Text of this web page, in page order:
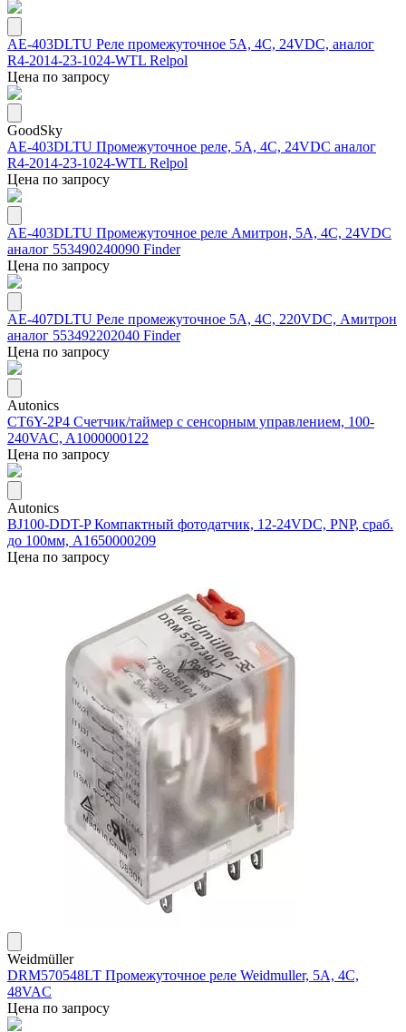
AE-403DLTU Реле промежуточное 5А, 4С, 24VDC, аналог
R4-2014-23-1024-WTL Relpol
Цена по запросу
GoodSky
AE-403DLTU Промежуточное реле, 5А, 4С, 24VDC аналог
R4-2014-23-1024-WTL Relpol
Цена по запросу
AE-403DLTU Промежуточное реле Амитрон, 5А, 4С, 24VDC
аналог 553490240090 Finder
Цена по запросу
AE-407DLTU Реле промежуточное 5А, 4С, 220VDC, Амитрон
аналог 553492202040 Finder
Цена по запросу
Autonics
CT6Y-2P4 Счетчик/таймер с сенсорным управлением, 100-
240VAC, A1000000122
Цена по запросу
Autonics
BJ100-DDT-P Компактный фотодатчик, 12-24VDC, PNP, сраб.
до 100мм, A1650000209
Цена по запросу
Weidmüller
DRM570548LT Промежуточное реле Weidmuller, 5А, 4С,
48VAC
Цена по запросу